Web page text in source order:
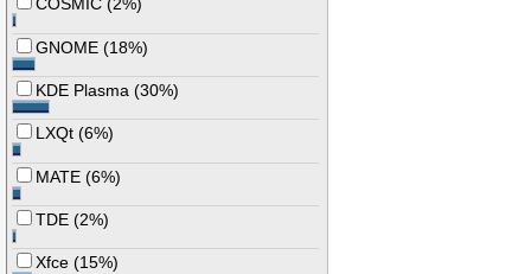
COSMIC (2%)
GNOME (18%)
KDE Plasma (30%)
LXQt (6%)
MATE (6%)
TDE (2%)
Xfce (15%)